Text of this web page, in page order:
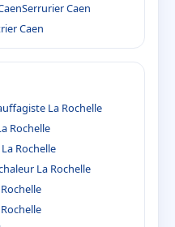
Serrurier Caen
Caen
La Rochelle
Rochelle
Rochelle
La Rochelle